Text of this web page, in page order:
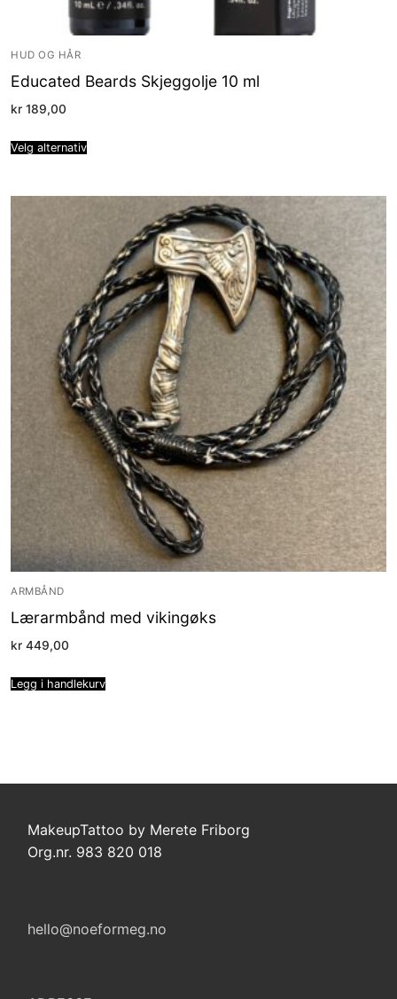
HUD OG HÅR
Educated Beards Skjeggolje 10 ml
kr 189,00
Velg alternativ
ARMBÅND
Lærarmbånd med vikingøks
kr 449,00
Legg i handlekurv
MakeupTattoo by Merete Friborg
Org.nr. 983 820 018
hello@noeformeg.no